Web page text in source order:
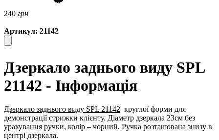
240 грн
Артикул: 21142
Дзеркало заднього виду SPL
21142 - Інформація
Дзеркало заднього виду SPL 21142 круглої форми для
демонстрації стрижки клієнту. Діаметр дзеркала 23см без
урахування ручки, колір – чорний. Ручка розташована знизу в
центрі дзеркала.